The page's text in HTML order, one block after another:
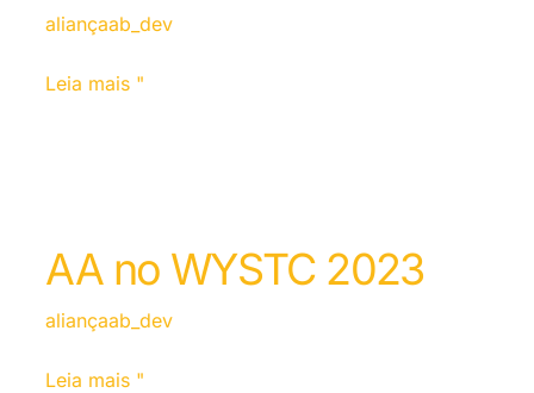
aliançaab_dev
Leia mais "
AA no WYSTC 2023
aliançaab_dev
Leia mais "